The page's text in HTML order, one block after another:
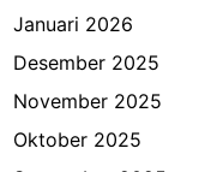
Januari 2026
Desember 2025
November 2025
Oktober 2025